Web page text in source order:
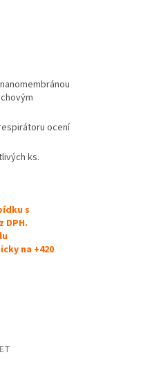
ocení
ks.
s
DPH.
na +420